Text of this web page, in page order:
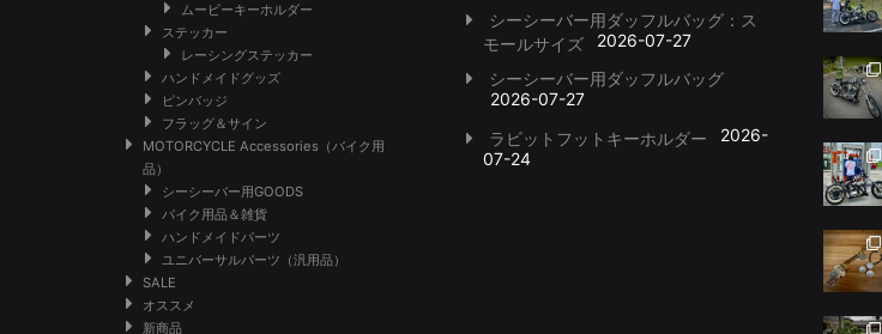
ムービーキーホルダー
ステッカー
レーシングステッカー
ハンドメイドグッズ
ピンバッジ
フラッグ＆サイン
MOTORCYCLE Accessories（バイク用
品）
シーシーバー用GOODS
バイク用品＆雑貨
ハンドメイドパーツ
ユニバーサルパーツ（汎用品）
SALE
オススメ
新商品
シーシーバー用ダッフルバッグ：ス
モールサイズ
2026-07-27
シーシーバー用ダッフルバッグ
2026-07-27
ラビットフットキーホルダー
2026-
07-24